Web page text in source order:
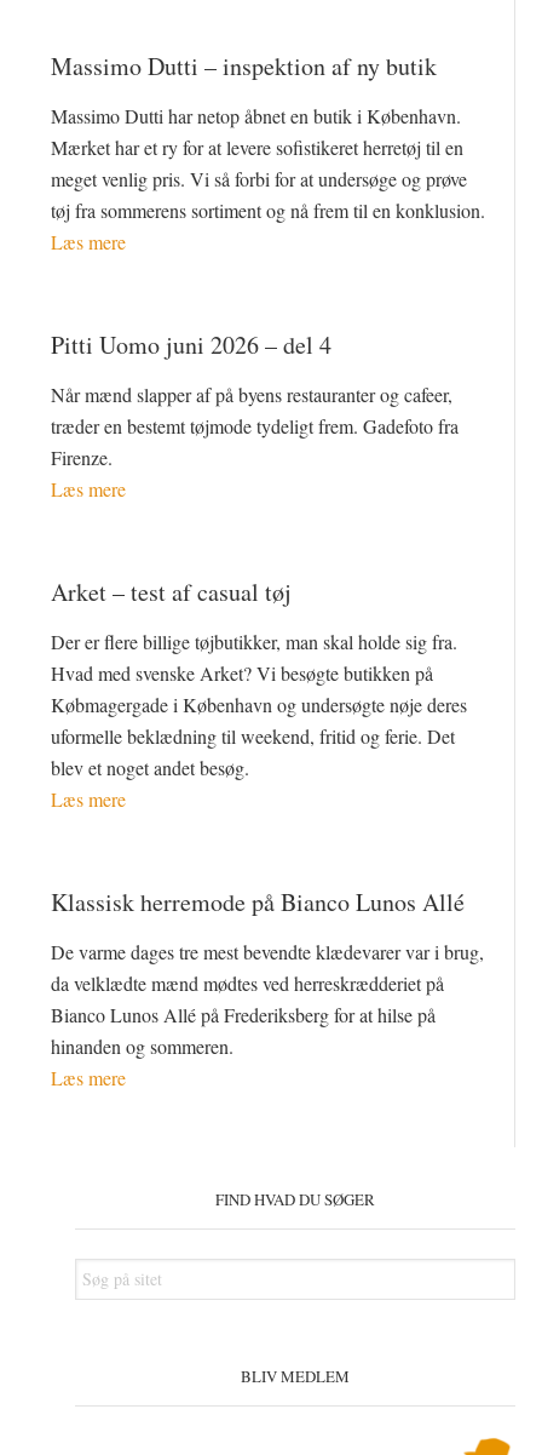
Massimo Dutti – inspektion af ny butik
Massimo Dutti har netop åbnet en butik i København.
Mærket har et ry for at levere sofistikeret herretøj til en
meget venlig pris. Vi så forbi for at undersøge og prøve
tøj fra sommerens sortiment og nå frem til en konklusion.
Læs mere
Pitti Uomo juni 2026 – del 4
Når mænd slapper af på byens restauranter og cafeer,
træder en bestemt tøjmode tydeligt frem. Gadefoto fra
Firenze.
Læs mere
Arket – test af casual tøj
Der er flere billige tøjbutikker, man skal holde sig fra.
Hvad med svenske Arket? Vi besøgte butikken på
Købmagergade i København og undersøgte nøje deres
uformelle beklædning til weekend, fritid og ferie. Det
blev et noget andet besøg.
Læs mere
Klassisk herremode på Bianco Lunos Allé
De varme dages tre mest bevendte klædevarer var i brug,
da velklædte mænd mødtes ved herreskrædderiet på
Bianco Lunos Allé på Frederiksberg for at hilse på
hinanden og sommeren.
Læs mere
FIND HVAD DU SØGER
Søg
på
BLIV MEDLEM